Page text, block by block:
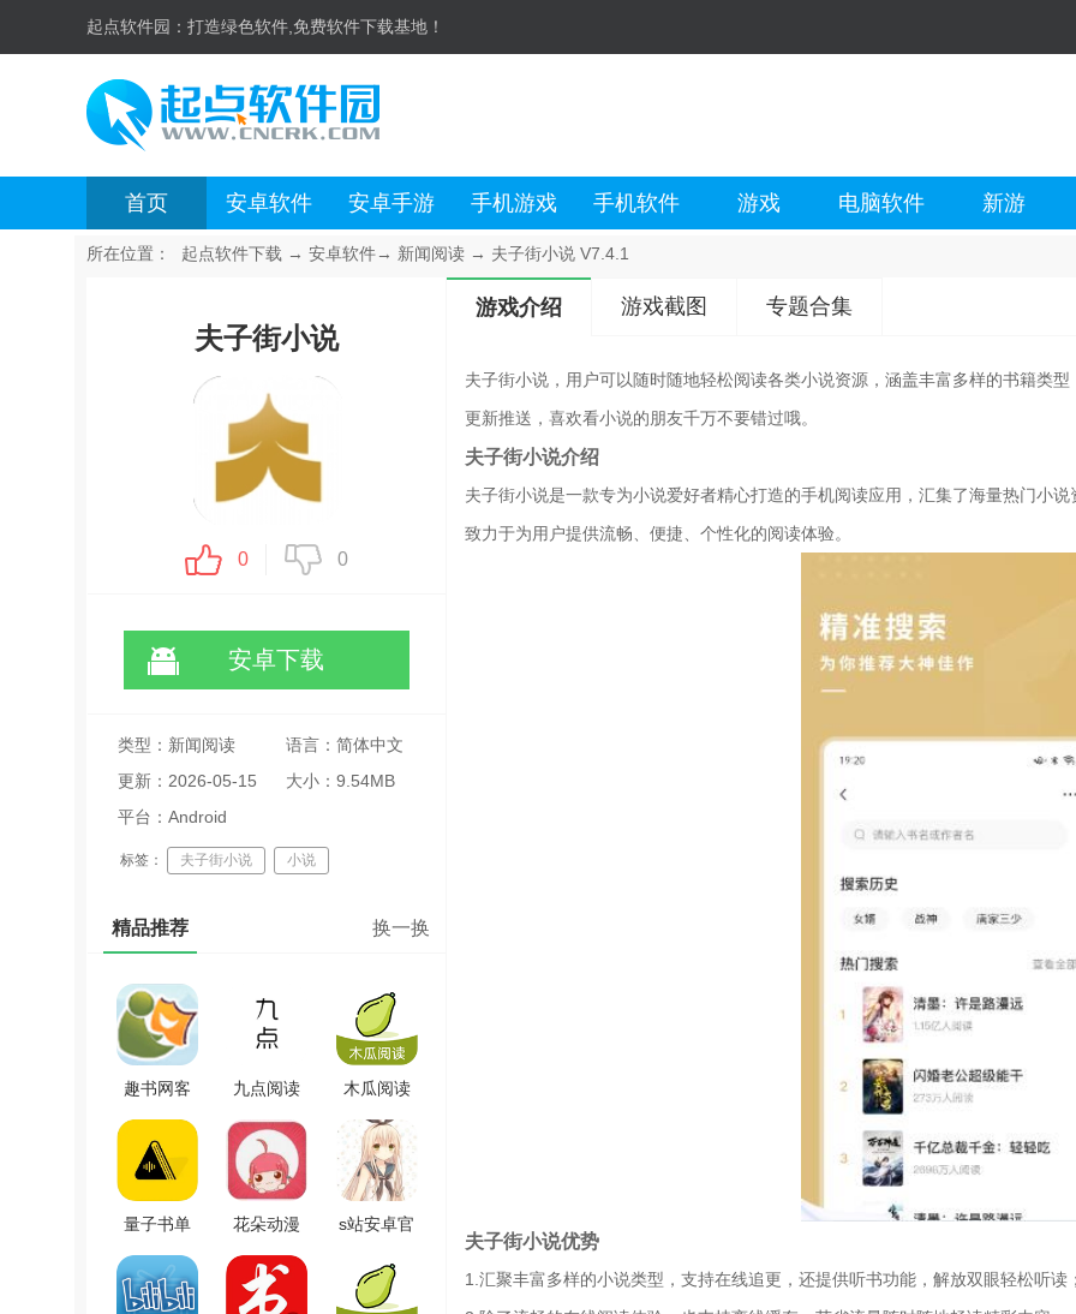
起点软件园： 打造绿色软件,免费软件下载基地！
首页 安卓软件 安卓手游 手机游戏 手机软件 游戏 电脑软件 新游
所在位置： 起点软件下载 → 安卓软件→ 新闻阅读 → 夫子街小说 V7.4.1
夫子街小说
0 0
安卓下载
类型：新闻阅读
语言：简体中文
更新：2026-05-15
18:31:12
大小：9.54MB
平台：Android
标签： 夫子街小说 小说
精品推荐 换一换
趣书网客
户端手机
正版 V1.2
九点阅读
安卓官方
版 v4.5.0
木瓜阅读
正版
V1.2.10
量子书单
安卓免费
版 v1.0.0
花朵动漫
手机正版
V1.4
s站安卓官
beta15
游戏介绍 游戏截图 专题合集
夫子街小说，用户可以随时随地轻松阅读各类小说资源，涵盖丰富多样的书籍类
更新推送，喜欢看小说的朋友千万不要错过哦。
夫子街小说介绍
夫子街小说是一款专为小说爱好者精心打造的手机阅读应用，汇集了海量热门小
致力于为用户提供流畅、便捷、个性化的阅读体验。
夫子街小说优势
1.汇聚丰富多样的小说类型，支持在线追更，还提供听书功能，解放双眼轻松听读